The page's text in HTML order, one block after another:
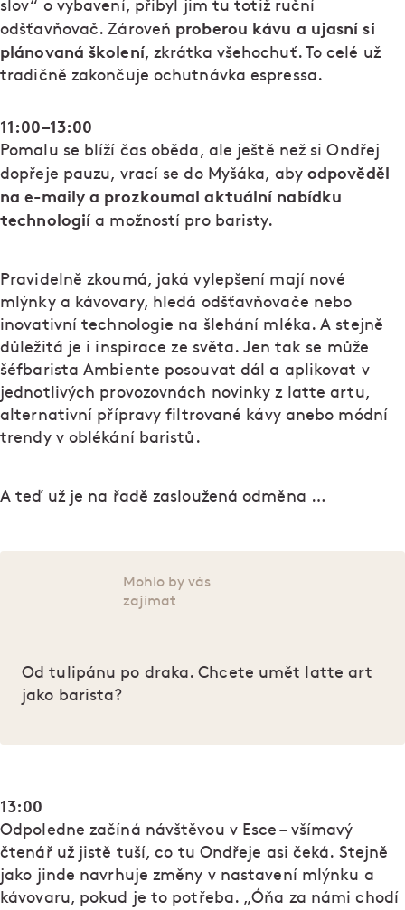
slov“ o vybavení, přibyl jim tu totiž ruční
odšťavňovač. Zároveň proberou kávu a ujasní si
plánovaná školení, zkrátka všehochuť. To celé už
tradičně zakončuje ochutnávka espressa.
11:00–13:00
Pomalu se blíží čas oběda, ale ještě než si Ondřej
dopřeje pauzu, vrací se do Myšáka, aby odpověděl
na e-maily a prozkoumal aktuální nabídku
technologií a možností pro baristy.
Pravidelně zkoumá, jaká vylepšení mají nové
mlýnky a kávovary, hledá odšťavňovače nebo
inovativní technologie na šlehání mléka. A stejně
důležitá je i inspirace ze světa. Jen tak se může
šéfbarista Ambiente posouvat dál a aplikovat v
jednotlivých provozovnách novinky z latte artu,
alternativní přípravy filtrované kávy anebo módní
trendy v oblékání baristů.
A teď už je na řadě zasloužená odměna …
Mohlo by vás
zajímat
Od tulipánu po draka. Chcete umět latte art
jako barista?
13:00
Odpoledne začíná návštěvou v Esce – všímavý
čtenář už jistě tuší, co tu Ondřeje asi čeká. Stejně
jako jinde navrhuje změny v nastavení mlýnku a
kávovaru, pokud je to potřeba. „Óňa za námi chodí